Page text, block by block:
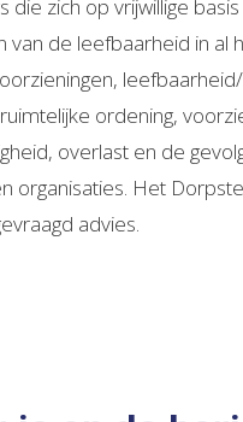
die zich op vrijwillige
de leefbaarheid in al
ordening,
overlast en de
organisaties. Het
advies.